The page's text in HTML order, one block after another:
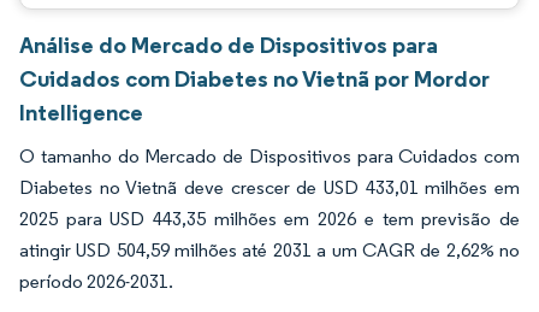
Análise do Mercado de Dispositivos para
Cuidados com Diabetes no Vietnã por Mordor
Intelligence
O tamanho do Mercado de Dispositivos para Cuidados com
Diabetes no Vietnã deve crescer de USD 433,01 milhões em
2025 para USD 443,35 milhões em 2026 e tem previsão de
atingir USD 504,59 milhões até 2031 a um CAGR de 2,62% no
período 2026-2031.